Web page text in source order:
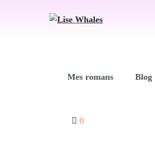
Mes romans Blog
0